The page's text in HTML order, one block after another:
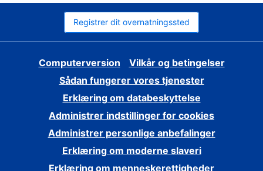
Registrer dit overnatningssted
Computerversion
Vilkår og betingelser
Sådan fungerer vores tjenester
Erklæring om databeskyttelse
Administrer indstillinger for cookies
Administrer personlige anbefalinger
Erklæring om moderne slaveri
Erklæring om menneskerettigheder